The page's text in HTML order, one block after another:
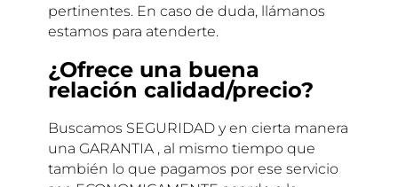
pertinentes. En caso de duda, llámanos
estamos para atenderte.
¿Ofrece una buena
relación calidad/precio?
Buscamos SEGURIDAD y en cierta manera
una GARANTIA , al mismo tiempo que
también lo que pagamos por ese servicio